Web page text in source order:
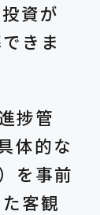
資が
きま
捗管
体的な
を事前
客観